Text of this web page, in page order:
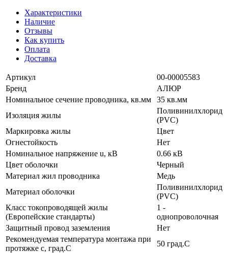
Характеристики
Наличие
Отзывы
Как купить
Оплата
Доставка
Артикул
00-00005583
Бренд
АЛЮР
Номинальное сечение проводника, кв.мм
35 кв.мм
Изоляция жилы
Поливинилхлорид
(PVC)
Маркировка жилы
Цвет
Огнестойкость
Нет
Номинальное напряжение u, кВ
0.66 кВ
Цвет оболочки
Черный
Материал жил проводника
Медь
Материал оболочки
Поливинилхлорид
(PVC)
Класс токопроводящей жилы
(Европейские стандарты)
1 -
однопроволочная
Защитный провод заземления
Нет
Рекомендуемая температура монтажа при
протяжке с, град.C
50 град.C